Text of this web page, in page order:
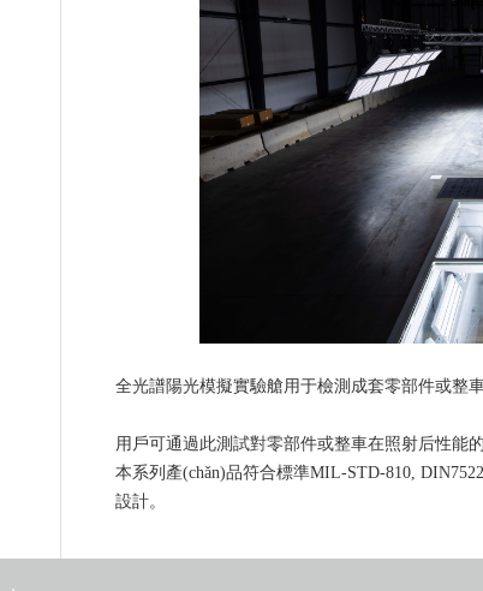
全光譜陽光模擬實驗艙用于檢測成套零部件或整車
用戶可通過此測試對零部件或整車在照射后性能的
本系列產(chǎn)品符合標準MIL-STD-810,
設計。